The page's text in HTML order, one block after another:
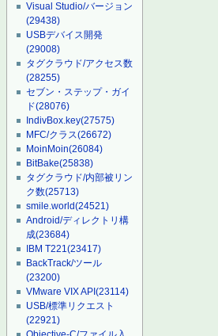
Visual Studio/バージョン
(29438)
USBデバイス開発
(29008)
タグクラウド/アクセス数
(28255)
セブン・ステップ・ガイ
ド(28076)
IndivBox.key(27575)
MFC/クラス(26672)
MoinMoin(26084)
BitBake(25838)
タグクラウド/内部被リン
ク数(25713)
smile.world(24521)
Android/ディレクトリ構
成(23684)
IBM T221(23417)
BackTrack/ツール
(23200)
VMware VIX API(23114)
USB/標準リクエスト
(22921)